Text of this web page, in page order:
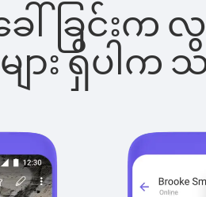
းခေါ်ခြင်
ျား ရှိပါ